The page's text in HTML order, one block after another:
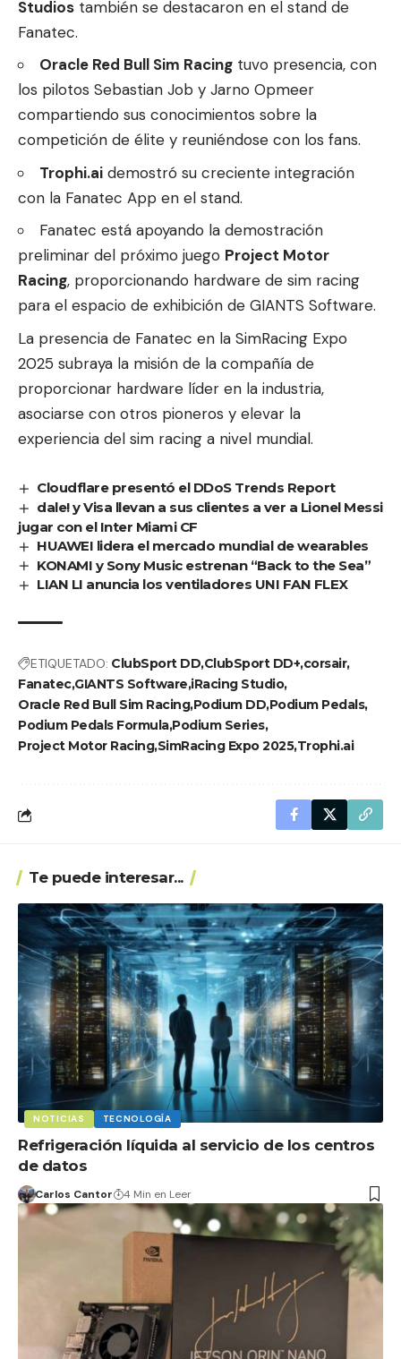
Studios también se destacaron en el stand de
Fanatec.
Oracle Red Bull Sim Racing tuvo presencia, con
los pilotos Sebastian Job y Jarno Opmeer
compartiendo sus conocimientos sobre la
competición de élite y reuniéndose con los fans.
Trophi.ai demostró su creciente integración
con la Fanatec App en el stand.
Fanatec está apoyando la demostración
preliminar del próximo juego Project Motor
Racing, proporcionando hardware de sim racing
para el espacio de exhibición de GIANTS Software.
La presencia de Fanatec en la SimRacing Expo
2025 subraya la misión de la compañía de
proporcionar hardware líder en la industria,
asociarse con otros pioneros y elevar la
experiencia del sim racing a nivel mundial.
Cloudflare presentó el DDoS Trends Report
dale! y Visa llevan a sus clientes a ver a Lionel Messi
jugar con el Inter Miami CF
HUAWEI lidera el mercado mundial de wearables
KONAMI y Sony Music estrenan “Back to the Sea”
LIAN LI anuncia los ventiladores UNI FAN FLEX
ETIQUETADO: ClubSport DDClubSport DD+corsair
FanatecGIANTS Software iRacing Studio
Oracle Red Bull Sim RacingPodium DDPodium Pedals
Podium Pedals FormulaPodium Series
Project Motor RacingSimRacing Expo 2025Trophi.ai
Te puede interesar...
NOTICIAS TECNOLOGÍA
Refrigeración líquida al servicio de los centros
de datos
Carlos Cantor 4 Min en Leer